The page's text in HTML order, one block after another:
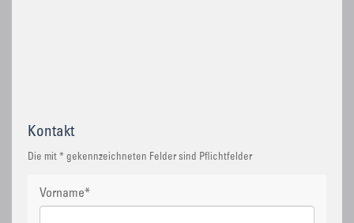
Kontakt
Die mit * gekennzeichneten Felder sind Pflichtfelder
Vorname*